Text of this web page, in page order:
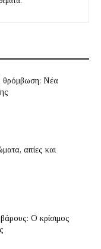
θρόμβωση: Νέα
αιτίες και
Ο κρίσιμος